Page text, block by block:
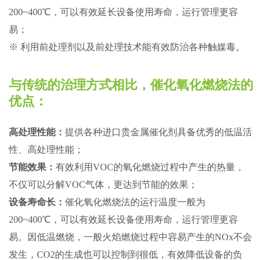
200~400℃，可以有效延长设备使用寿命，运行管理更容
易；
※ 利用前处理剂以及前处理技术能有效防治各种触媒毒。
与传统的治理方式相比，催化氧化燃烧法的
优点：
高处理性能： 提供各种进口贵金属催化剂具备优秀的低温活
性、高处理性能；
节能效果： 有效利用VOC的氧化燃烧过程中产生的热量，
不仅可以分解VOC气体，更达到节能的效果；
设备寿命长： 催化氧化燃烧法的运行温度一般为
200~400℃，可以有效延长设备使用寿命，运行管理更容
易。因低温燃烧，一般火焰燃烧过程中容易产生的NOx不会
发生，CO2的生成也可以控制到很低，有效降低设备的负